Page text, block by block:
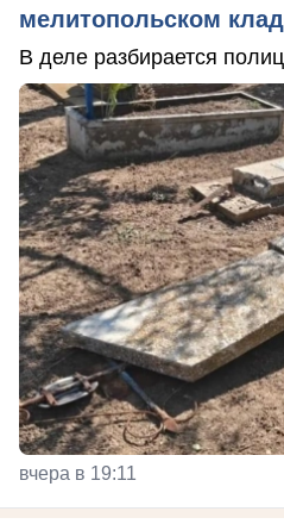
мелитопольском
В деле разбирается
вчера в 19:11